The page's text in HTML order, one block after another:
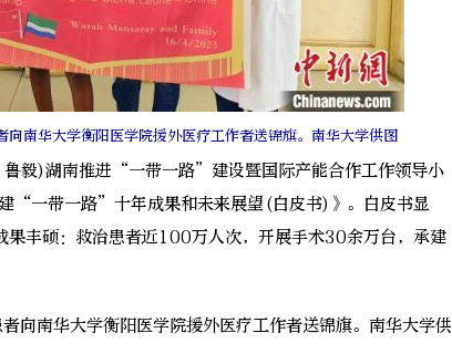
南华大学衡阳医学院援外医疗工作者送锦旗。南华大学供图
)湖南推进“一带一路”建设暨国际产能合作工作领导小
“一带一路”十年成果和未来展望(白皮书)》。白皮书显
果丰硕：救治患者近100万人次，开展手术30余万台，承建
南华大学衡阳医学院援外医疗工作者送锦旗。南华大学供